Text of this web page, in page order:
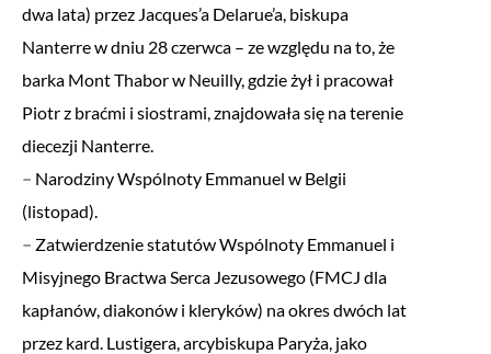
dwa lata) przez Jacques’a Delarue’a, biskupa
Nanterre w dniu 28 czerwca – ze względu na to, że
barka Mont Thabor w Neuilly, gdzie żył i pracował
Piotr z braćmi i siostrami, znajdowała się na terenie
diecezji Nanterre.
– Narodziny Wspólnoty Emmanuel w Belgii
(listopad).
– Zatwierdzenie statutów Wspólnoty Emmanuel i
Misyjnego Bractwa Serca Jezusowego (FMCJ dla
kapłanów, diakonów i kleryków) na okres dwóch lat
przez kard. Lustigera, arcybiskupa Paryża, jako